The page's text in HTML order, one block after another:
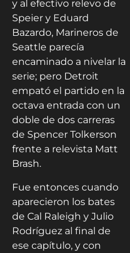
y al efectivo relevo de
Speier y Eduard
Bazardo, Marineros de
Seattle parecía
encaminado a nivelar la
serie; pero Detroit
empató el partido en la
octava entrada con un
doble de dos carreras
de Spencer Tolkerson
frente a relevista Matt
Brash.
Fue entonces cuando
aparecieron los bates
de Cal Raleigh y Julio
Rodríguez al final de
ese capítulo, y con